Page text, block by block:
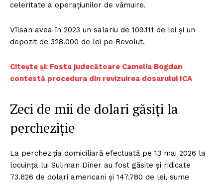
celeritate a operațiunilor de vămuire.
Vîlsan avea în 2023 un salariu de 109.111 de lei și un
depozit de 328.000 de lei pe Revolut.
Citește și: Fosta judecătoare Camelia Bogdan
contestă procedura din revizuirea dosarului ICA
Zeci de mii de dolari găsiți la
percheziție
La percheziția domiciliară efectuată pe 13 mai 2026 la
locuința lui Suliman Diner au fost găsite și ridicate
73.626 de dolari americani și 147.780 de lei, sume